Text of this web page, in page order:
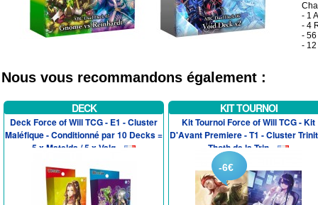
- 1
- 4
-
-
Nous vous recommandons également :
DECK
Deck Force of Will TCG - E1 - Cluster
Maléfique - Conditionné par 10 Decks =
5 x Matelda / 5 x Valg...
KIT TOURNOI
Kit Tournoi Force of Will TCG - Kit
D'Avant Premiere - T1 - Cluster
Thoth de la Trin...
-6€